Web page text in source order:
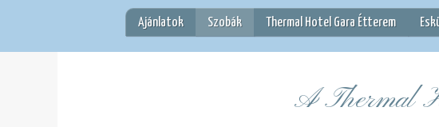
Ajánlatok Szobák Thermal Hotel Gara Étterem
A Thermal